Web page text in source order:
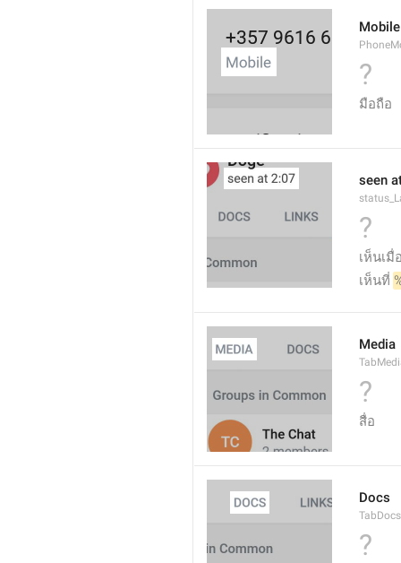
Mobile
?
มือถือ
seen
?
เห็นเ
เห็นที่
Media
?
สื่อ
Docs
TabDocs
?